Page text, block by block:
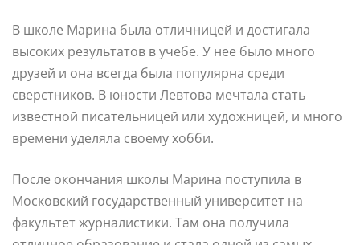
В школе Марина была отличницей и достигала
высоких результатов в учебе. У нее было много
друзей и она всегда была популярна среди
сверстников. В юности Левтова мечтала стать
известной писательницей или художницей, и много
времени уделяла своему хобби.
После окончания школы Марина поступила в
Московский государственный университет на
факультет журналистики. Там она получила